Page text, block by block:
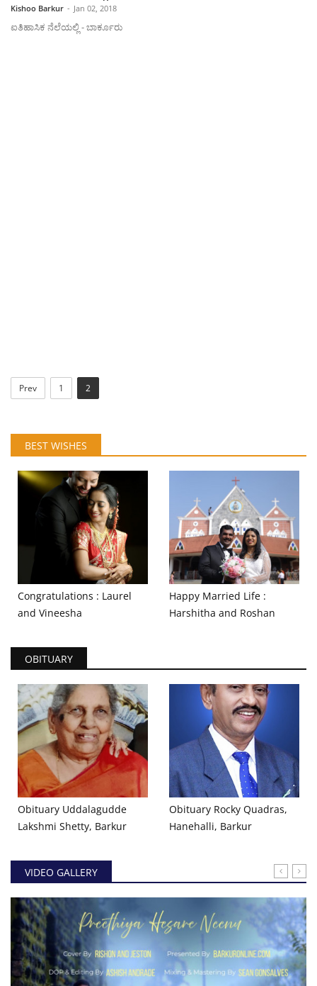
Kishoo Barkur - Jan 02, 2018
ಐತಿಹಾಸಿಕ ನೆಲೆಯಲ್ಲಿ - ಬಾರ್ಕೂರು
Prev 1 2
BEST WISHES
Congratulations : Laurel
and Vineesha
Happy Married Life :
Harshitha and Roshan
OBITUARY
Obituary Uddalagudde
Lakshmi Shetty, Barkur
Obituary Rocky Quadras,
Hanehalli, Barkur
VIDEO GALLERY